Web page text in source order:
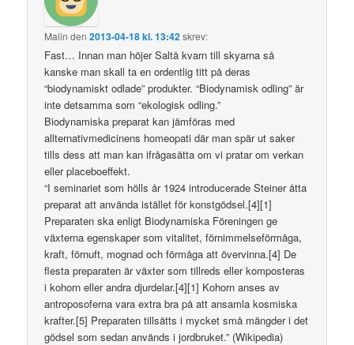
Malin den2013-04-18 kl. 13:42skrev:
Fast… Innan man höjer Saltå kvarn till skyarna så
kanske man skall ta en ordentlig titt på deras
“biodynamiskt odlade” produkter. “Biodynamisk odling” är
inte detsamma som “ekologisk odling.”
Biodynamiska preparat kan jämföras med
allternativmedicinens homeopati där man spär ut saker
tills dess att man kan ifrågasätta om vi pratar om verkan
eller placeboeffekt.
“I seminariet som hölls år 1924 introducerade Steiner åtta
preparat att använda istället för konstgödsel.[4][1]
Preparaten ska enligt Biodynamiska Föreningen ge
växterna egenskaper som vitalitet, förnimmelseförmåga,
kraft, förnuft, mognad och förmåga att övervinna.[4] De
flesta preparaten är växter som tillreds eller komposteras
i kohorn eller andra djurdelar.[4][1] Kohorn anses av
antroposoferna vara extra bra på att ansamla kosmiska
krafter.[5] Preparaten tillsätts i mycket små mängder i det
gödsel som sedan används i jordbruket.” (Wikipedia)